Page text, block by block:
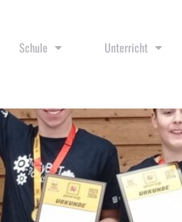
Schule Unterricht